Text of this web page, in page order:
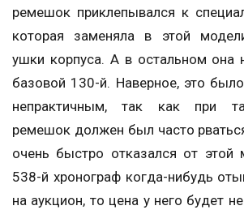
ремешок приклепывался к
которая заменяла в этой
ушки корпуса. А в остальном она
базовой 130-й. Наверное, это
непрактичным, так как при
ремешок должен был часто
очень быстро отказался от этой
538-й хронограф когда-нибудь
на аукцион, то цена у него будет